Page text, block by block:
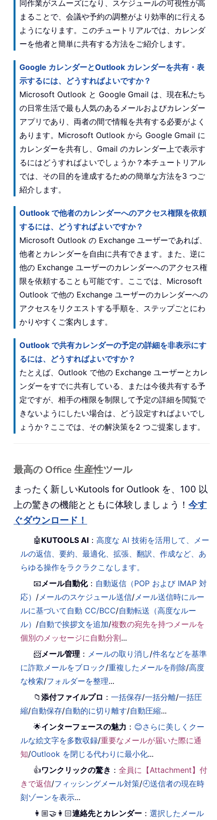
同作業がスムーズになり、スケジュールの可視性が高
まることで、会議や予約の調整がより効率的に行える
ようになります。このチュートリアルでは、カレンダ
ーを他者と簡単に共有する方法をご紹介します。
Google カレンダーとOutlook カレンダーを共有・表
示するには、どうすればよいですか？
Microsoft Outlook と Google Gmail は、現在私たち
の日常生活で最も人気のあるメールおよびカレンダー
アプリであり、両者の間で情報を共有する必要がよく
あります。Microsoft Outlook から Google Gmail に
カレンダーを共有し、Gmail のカレンダー上で表示す
るにはどうすればよいでしょうか？本チュートリアル
では、その目的を達成するための簡単な方法を3 つご
紹介します。
Outlook で他者のカレンダーへのアクセス権限を依頼
するには、どうすればよいですか？
Microsoft Outlook の Exchange ユーザーであれば、
他者とカレンダーを自由に共有できます。また、逆に
他の Exchange ユーザーのカレンダーへのアクセス権
限を依頼することも可能です。ここでは、Microsoft
Outlook で他の Exchange ユーザーのカレンダーへの
アクセスをリクエストする手順を、ステップごとにわ
かりやすくご案内します。
Outlook で共有カレンダーの予定の詳細を非表示にす
るには、どうすればよいですか？
たとえば、Outlook で他の Exchange ユーザーとカレ
ンダーをすでに共有している、または今後共有する予
定ですが、相手の権限を制限して予定の詳細を閲覧で
きないようにしたい場合は、どう設定すればよいでし
ょうか？ここでは、その解決策を2 つご提案します。
最高の Office 生産性ツール
まったく新しいKutools for Outlook を、100 以
上の驚きの機能とともに体験しましょう！ 今す
ぐダウンロード！
🤖 KUTOOLS AI ：高度な AI 技術を活用して、メー
ルの返信、要約、最適化、拡張、翻訳、作成など、あ
らゆる操作をラクラクこなします。
📧メール自動化： 自動返信（POP および IMAP 対
応） /メールのスケジュール送信/メール送信時にルー
ルに基づいて自動 CC/BCC/自動転送（高度なルー
ル） /自動で挨拶文を追加/複数の宛先を持つメールを
個別のメッセージに自動分割...
📨メール管理 ： メールの取り消し/件名などを基準
に詐欺メールをブロック/重複したメールを削除/高度
な検索/フォルダーを整理...
📁添付ファイルプロ ：一括保存/一括分離/一括圧
縮/自動保存/自動的に切り離す/自動圧縮...
🌟インターフェースの魅力 ： 😊さらに美しくクー
ルな絵文字を多数収録/重要なメールが届いた際に通
知/Outlook を閉じる代わりに最小化...
👍ワンクリックの驚き ：全員に【Attachment】付
きで返信/フィッシングメール対策/🕘送信者の現在時
刻ゾーンを表示...
👩🏼‍🤝‍👩🏻連絡先とカレンダー ：選択したメール